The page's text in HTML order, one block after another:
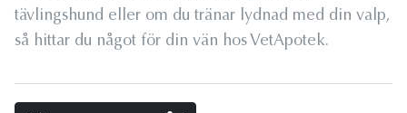
tävlingshund eller om du tränar lydnad med din valp,
så hittar du något för din vän hos VetApotek.